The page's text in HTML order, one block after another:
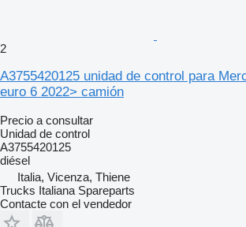
2
A3755420125 unidad de control para
euro 6 2022> camión
Precio a consultar
Unidad de control
A3755420125
diésel
Italia, Vicenza, Thiene
Trucks Italiana Spareparts
Contacte con el vendedor